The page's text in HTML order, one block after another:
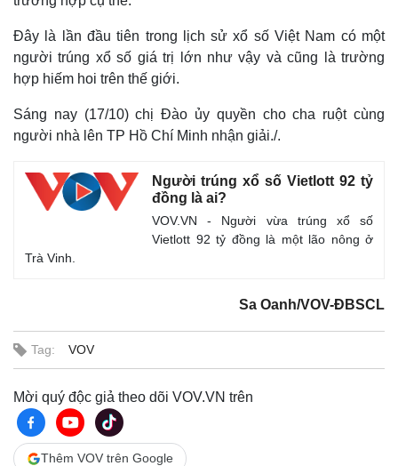
Quan sát
Cuộc sống đó đây
Hồ sơ
Video
Ảnh
Đây là lần đầu tiên trong lịch sử xổ số Việt Nam có một
người trúng xổ số giá trị lớn như vậy và cũng là trường
hợp hiếm hoi trên thế giới.
Sáng nay (17/10) chị Đào ủy quyền cho cha ruột cùng
người nhà lên TP Hồ Chí Minh nhận giải./.
Người trúng xổ số Vietlott 92 tỷ
đồng là ai?
VOV.VN - Người vừa trúng xổ số
Vietlott 92 tỷ đồng là một lão nông ở
Trà Vinh.
Sa Oanh/VOV-ĐBSCL
Tag: VOV
Mời quý độc giả theo dõi VOV.VN trên
Thêm VOV trên Google